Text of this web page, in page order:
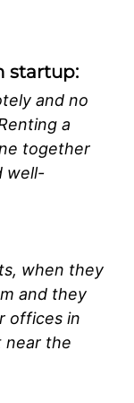
startup:
and no
a
together
well-
when they
and they
offices in
near the